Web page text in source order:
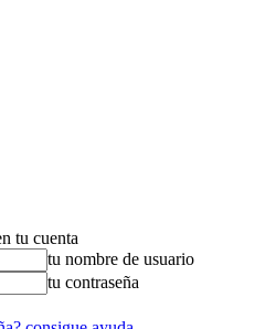
tu cuenta
tu nombre de usuario
tu contraseña